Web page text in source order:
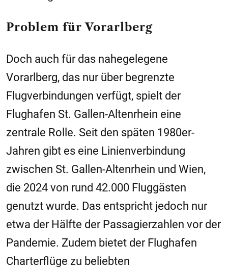
Problem für Vorarlberg
Doch auch für das nahegelegene
Vorarlberg, das nur über begrenzte
Flugverbindungen verfügt, spielt der
Flughafen St. Gallen-Altenrhein eine
zentrale Rolle. Seit den späten 1980er-
Jahren gibt es eine Linienverbindung
zwischen St. Gallen-Altenrhein und Wien,
die 2024 von rund 42.000 Fluggästen
genutzt wurde. Das entspricht jedoch nur
etwa der Hälfte der Passagierzahlen vor der
Pandemie. Zudem bietet der Flughafen
Charterflüge zu beliebten